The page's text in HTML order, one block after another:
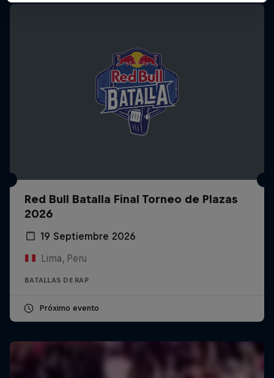
Red Bull Batalla Final Torneo de Plazas
2026
19 Septiembre 2026
Lima, Peru
BATALLAS DE RAP
Próximo evento